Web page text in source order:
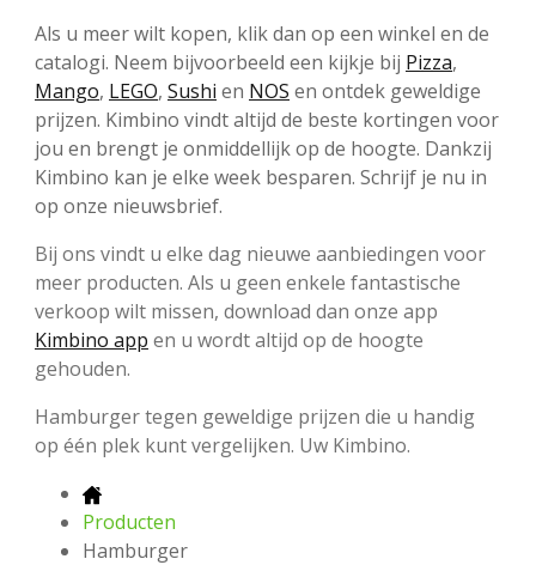
Als u meer wilt kopen, klik dan op een winkel en de
catalogi. Neem bijvoorbeeld een kijkje bij Pizza,
Mango, LEGO, Sushi en NOS en ontdek geweldige
prijzen. Kimbino vindt altijd de beste kortingen voor
jou en brengt je onmiddellijk op de hoogte. Dankzij
Kimbino kan je elke week besparen. Schrijf je nu in
op onze nieuwsbrief.
Bij ons vindt u elke dag nieuwe aanbiedingen voor
meer producten. Als u geen enkele fantastische
verkoop wilt missen, download dan onze app
Kimbino app en u wordt altijd op de hoogte
gehouden.
Hamburger tegen geweldige prijzen die u handig
op één plek kunt vergelijken. Uw Kimbino.
Producten
Hamburger